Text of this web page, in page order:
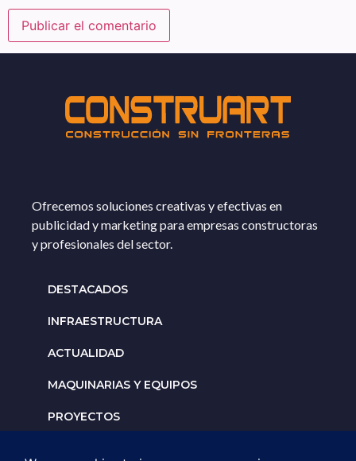
Ofrecemos soluciones creativas y efectivas en
publicidad y marketing para empresas constructoras
y profesionales del sector.
DESTACADOS
INFRAESTRUCTURA
ACTUALIDAD
MAQUINARIAS Y EQUIPOS
PROYECTOS